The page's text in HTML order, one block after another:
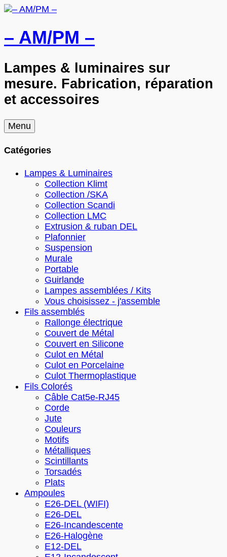
– AM/PM –
Lampes & luminaires sur
mesure. Fabrication, réparation
et accessoires
Menu Skip
to
Catégories
Lampes & Luminaires
Collection Klimt
Collection /SKA
Collection Scandi
Collection LMC
Extrusion & ruban DEL
Plafonnier
Suspension
Murale
Portable
Guirlande
Lampes assemblées / Kits
Vous choisissez - j'assemble
Fils assemblés
Rallonge électrique
Couvert de Métal
Couvert en Silicone
Culot en Métal
Culot en Porcelaine
Culot Thermoplastique
Fils Colorés
Câble Cat5e-RJ45
Corde
Jute
Couleurs
Motifs
Métalliques
Scintillants
Torsadés
Plats
Ampoules
E26-DEL (WIFI)
E26-DEL
E26-Incandescente
E26-Halogène
E12-DEL